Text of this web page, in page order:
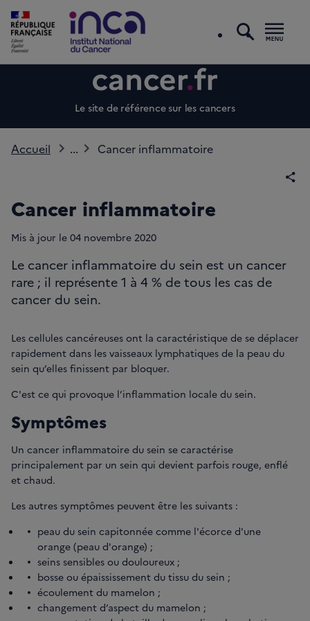
Le site de référence sur les cancers
Accueil ... Cancer inflammatoire
Cancer inflammatoire
Mis à jour le 04 novembre 2020
Le cancer inflammatoire du sein est un cancer
rare ; il représente 1 à 4 % de tous les cas de
cancer du sein.
Les cellules cancéreuses ont la caractéristique de se déplacer
rapidement dans les vaisseaux lymphatiques de la peau du
sein qu’elles finissent par bloquer.
C'est ce qui provoque l’inflammation locale du sein.
Symptômes
Un cancer inflammatoire du sein se caractérise
principalement par un sein qui devient parfois rouge, enflé
et chaud.
Les autres symptômes peuvent être les suivants :
peau du sein capitonnée comme l'écorce d'une
orange (peau d'orange) ;
seins sensibles ou douloureux ;
bosse ou épaississement du tissu du sein ;
écoulement du mamelon ;
changement d’aspect du mamelon ;